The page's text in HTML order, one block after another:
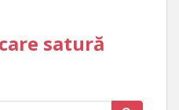
satură